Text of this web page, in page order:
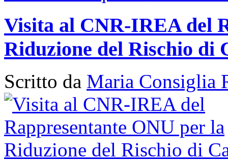
Visita al CNR-IREA del
Riduzione del Rischio di
Scritto da Maria Consiglia